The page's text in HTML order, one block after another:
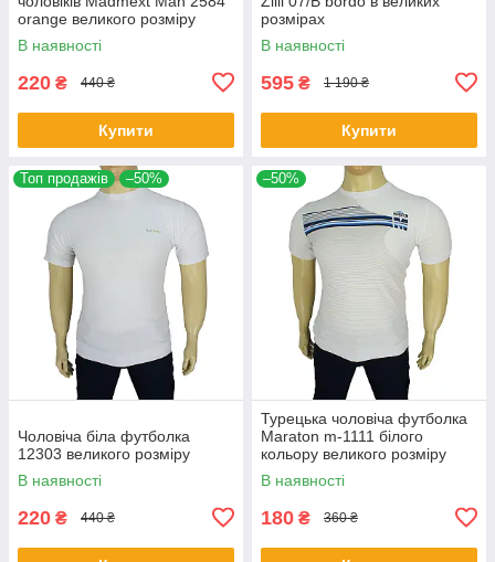
orange великого розміру
В наявності
220 ₴ 440 ₴
Купити
розмірах
В наявності
595 ₴ 1 190 ₴
Купити
Топ продажів –50%
Чоловіча біла футболка
12303 великого розміру
В наявності
220 ₴ 440 ₴
–50%
Турецька чоловіча футболка
Maraton m-1111 білого
кольору великого розміру
В наявності
180 ₴ 360 ₴